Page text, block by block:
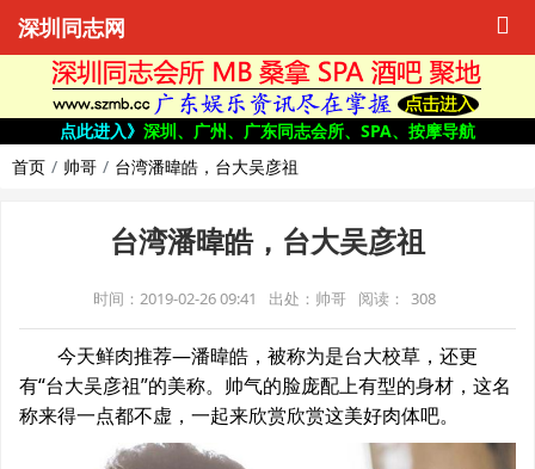
深圳同志网
点此进入》 深圳、广州、广东同志会所、SPA、按摩导航
首页
帅哥 台湾潘暐皓，台大吴彦祖
台湾潘暐皓，台大吴彦祖
时间：2019-02-26 09:41 出处：帅哥 阅读： 308
今天鲜肉推荐—潘暐皓，被称为是台大校草，还更
有“台大吴彦祖”的美称。帅气的脸庞配上有型的身材，这名
称来得一点都不虚，一起来欣赏欣赏这美好肉体吧。